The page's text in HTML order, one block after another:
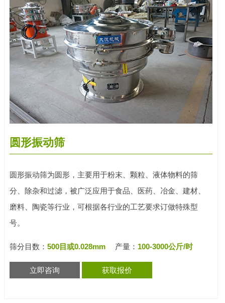
圆形振动筛
圆形振动筛为圆形，主要用于粉末、颗粒、液体物料的筛
分、除杂和过滤，被广泛应用于食品、医药、冶金、建材、
磨料、陶瓷等行业，可根据各行业的工艺要求订做特殊型
号。
筛分目数： 500目或0.028mm 产量： 100-3000公斤/时
立即咨询 获取报价